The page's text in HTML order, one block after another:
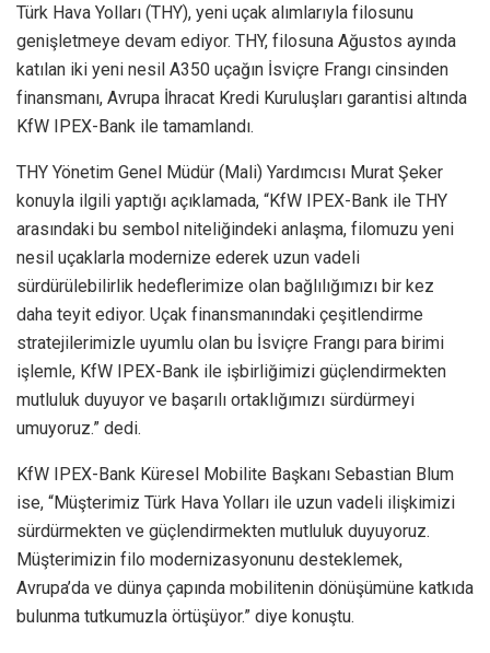
Türk Hava Yolları (THY), yeni uçak alımlarıyla filosunu
genişletmeye devam ediyor. THY, filosuna Ağustos ayında
katılan iki yeni nesil A350 uçağın İsviçre Frangı cinsinden
finansmanı, Avrupa İhracat Kredi Kuruluşları garantisi altında
KfW IPEX-Bank ile tamamlandı.
THY Yönetim Genel Müdür (Mali) Yardımcısı Murat Şeker
konuyla ilgili yaptığı açıklamada, “KfW IPEX-Bank ile THY
arasındaki bu sembol niteliğindeki anlaşma, filomuzu yeni
nesil uçaklarla modernize ederek uzun vadeli
sürdürülebilirlik hedeflerimize olan bağlılığımızı bir kez
daha teyit ediyor. Uçak finansmanındaki çeşitlendirme
stratejilerimizle uyumlu olan bu İsviçre Frangı para birimi
işlemle, KfW IPEX-Bank ile işbirliğimizi güçlendirmekten
mutluluk duyuyor ve başarılı ortaklığımızı sürdürmeyi
umuyoruz.” dedi.
KfW IPEX-Bank Küresel Mobilite Başkanı Sebastian Blum
ise, “Müşterimiz Türk Hava Yolları ile uzun vadeli ilişkimizi
sürdürmekten ve güçlendirmekten mutluluk duyuyoruz.
Müşterimizin filo modernizasyonunu desteklemek,
Avrupa’da ve dünya çapında mobilitenin dönüşümüne katkıda
bulunma tutkumuzla örtüşüyor.” diye konuştu.